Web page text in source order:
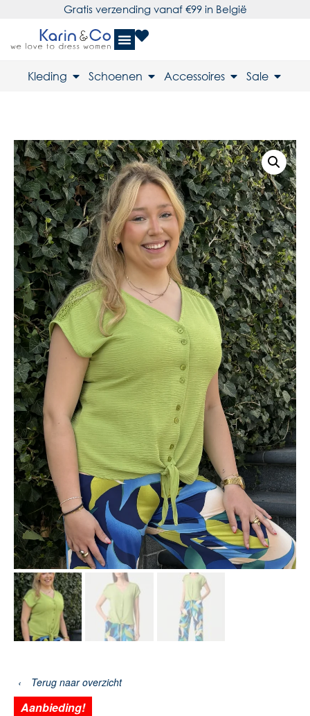
Gratis verzending vanaf €99 in België
Kleding Schoenen Accessoires Sale
‹ Terug naar overzicht
Aanbieding!